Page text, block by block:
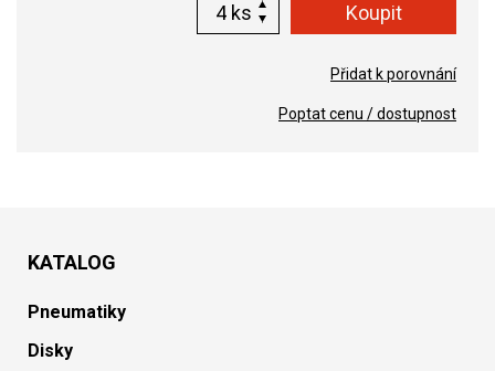
ks
Přidat k porovnání
Poptat cenu / dostupnost
KATALOG
Pneumatiky
Disky